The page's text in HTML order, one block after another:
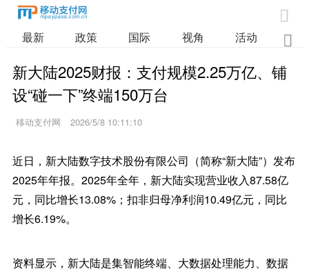

最新 政策 国际 视角 活动 业

新大陆2025财报：支付规模2.25万亿、铺
设“碰一下”终端150万台
移动支付网 2026/5/8 10:11:10
近日，新大陆数字技术股份有限公司（简称“新大陆”）发布
2025年年报。2025年全年，新大陆实现营业收入87.58亿
元，同比增长13.08%；扣非归母净利润10.49亿元，同比
增长6.19%。
资料显示，新大陆是集智能终端、大数据处理能力、数据